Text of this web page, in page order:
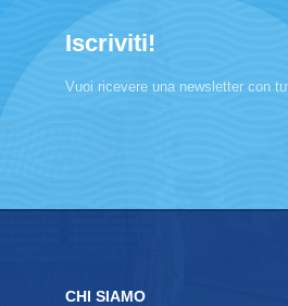
Iscriviti!
Vuoi ricevere una newsletter con
CHI SIAMO